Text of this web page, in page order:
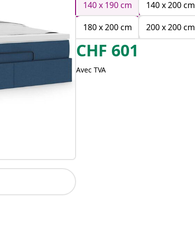
140 x 190 cm
140 x 200 cm
180 x 200 cm
200 x 200 cm
CHF 601
Avec TVA